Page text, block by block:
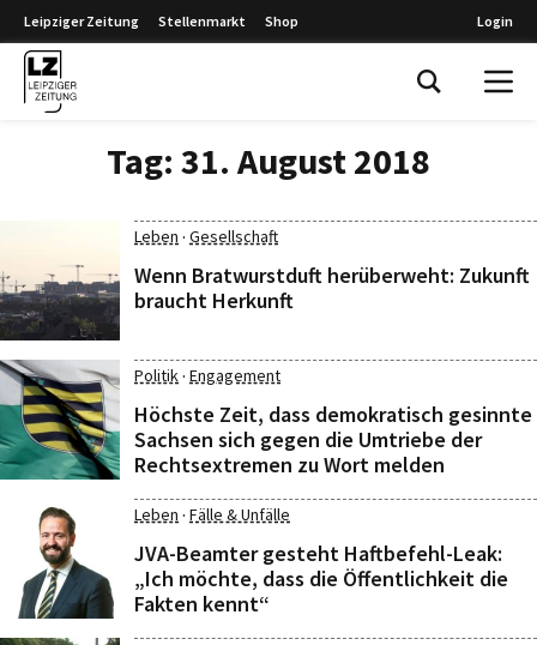
Leipziger Zeitung Stellenmarkt Shop Login
Tag: 31. August 2018
Leben · Gesellschaft
Wenn Bratwurstduft herüberweht: Zukunft
braucht Herkunft
Politik· Engagement
Höchste Zeit, dass demokratisch gesinnte
Sachsen sich gegen die Umtriebe der
Rechtsextremen zu Wort melden
Leben · Fälle & Unfälle
JVA-Beamter gesteht Haftbefehl-Leak:
„Ich möchte, dass die Öffentlichkeit die
Fakten kennt“